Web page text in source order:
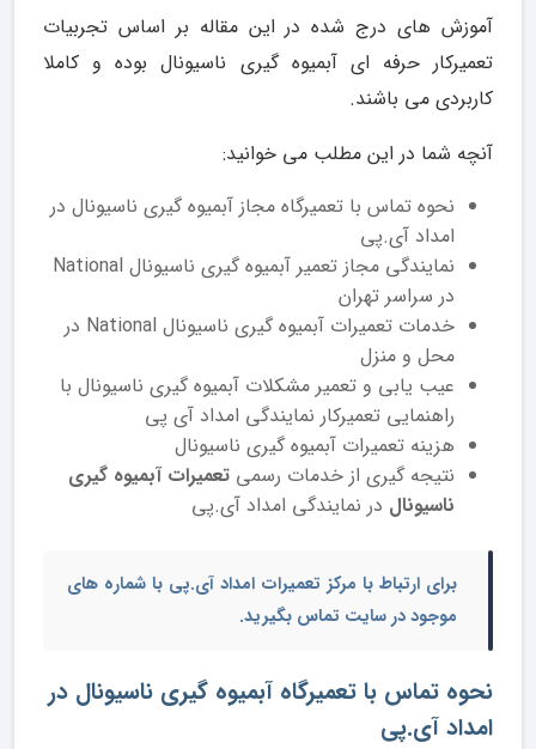
آموزش های درج شده در این مقاله بر اساس تجربیات
تعمیرکار حرفه ای آبمیوه گیری ناسیونال بوده و کاملا
کاربردی می باشند.
آنچه شما در این مطلب می خوانید:
نحوه تماس با تعمیرگاه مجاز آبمیوه گیری ناسیونال در
امداد آی.پی
نمایندگی مجاز تعمیر آبمیوه گیری ناسیونال National
در سراسر تهران
خدمات تعمیرات آبمیوه گیری ناسیونال National در
محل و منزل
عیب یابی و تعمیر مشکلات آبمیوه گیری ناسیونال با
راهنمایی تعمیرکار نمایندگی امداد آی پی
هزینه تعمیرات آبمیوه گیری ناسیونال
نتیجه گیری از خدمات رسمی تعمیرات آبمیوه گیری
ناسیونال در نمایندگی امداد آی.پی
برای ارتباط با مرکز تعمیرات امداد آی.پی با شماره های
موجود در سایت تماس بگیرید.
نحوه تماس با تعمیرگاه آبمیوه گیری ناسیونال در
امداد آی.پی